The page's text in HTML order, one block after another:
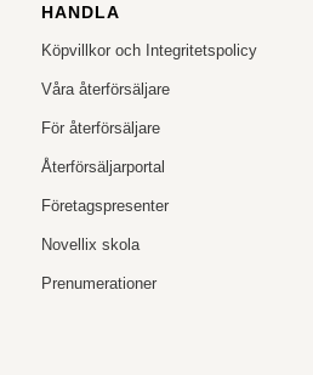
HANDLA
Köpvillkor och Integritetspolicy
Våra återförsäljare
För återförsäljare
Återförsäljarportal
Företagspresenter
Novellix skola
Prenumerationer